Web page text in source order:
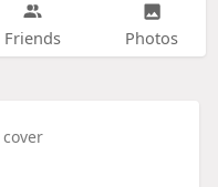
Friends Photos